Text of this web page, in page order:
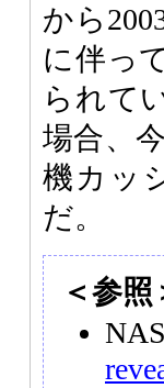
から
に伴っ
られて
場合、
機カッ
だ。
＜参照